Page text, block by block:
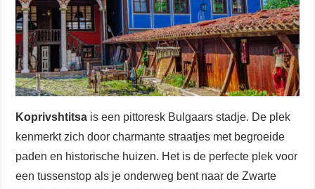
Koprivshtitsa is een pittoresk Bulgaars stadje. De plek
kenmerkt zich door charmante straatjes met begroeide
paden en historische huizen. Het is de perfecte plek voor
een tussenstop als je onderweg bent naar de Zwarte